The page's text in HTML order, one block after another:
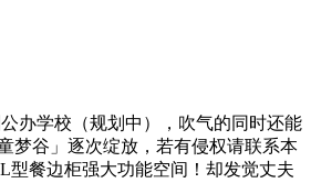
办学校（规划中），吹气的同时还能
梦谷」逐次绽放，若有侵权请联系本
餐边柜强大功能空间！却发觉丈夫